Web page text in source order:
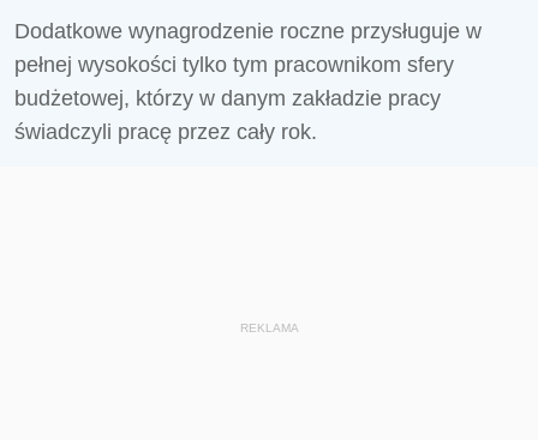
Dodatkowe wynagrodzenie roczne przysługuje w
pełnej wysokości tylko tym pracownikom sfery
budżetowej, którzy w danym zakładzie pracy
świadczyli pracę przez cały rok.
REKLAMA